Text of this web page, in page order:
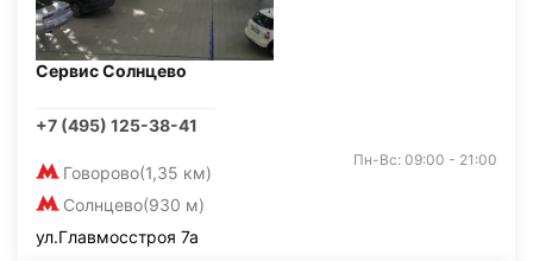
Сервис Солнцево
+7 (495) 125-38-41
Говорово(1,35 км)
Солнцево(930 м)
Пн-Вс: 09:00 - 21:00
ул.Главмосстроя 7а